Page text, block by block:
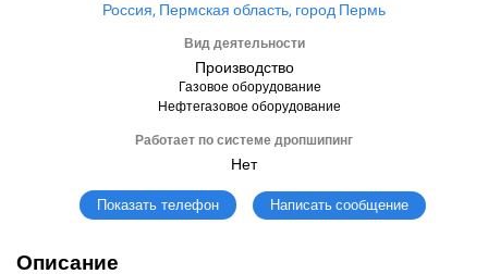
Россия, Пермская область, город Пермь
Вид деятельности
Производство
Газовое оборудование
Нефтегазовое оборудование
Работает по системе дропшипинг
Нет
Показать телефон Написать сообщение
Описание